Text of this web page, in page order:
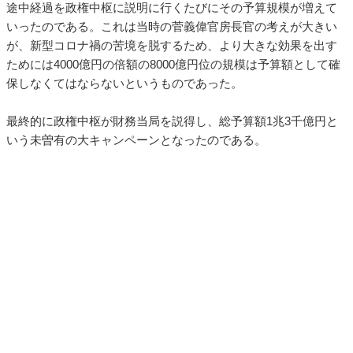
途中経過を政権中枢に説明に行くたびにその予算規模が増えて
いったのである。これは当時の菅義偉官房長官の考えが大きい
が、新型コロナ禍の苦境を脱するため、より大きな効果を出す
ためには4000億円の倍額の8000億円位の規模は予算額として確
保しなくてはならないというものであった。
最終的に政権中枢が財務当局を説得し、総予算額1兆3千億円と
いう未曽有の大キャンペーンとなったのである。